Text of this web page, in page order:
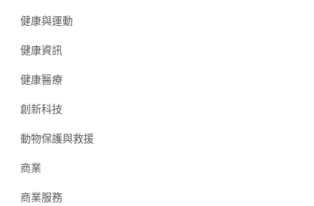
健康與運動
健康資訊
健康醫療
創新科技
動物保護與救援
商業
商業服務